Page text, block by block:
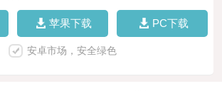
苹果下载 PC下载
安卓市场，安全绿色